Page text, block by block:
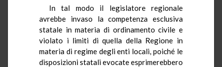
In tal modo il legislatore regionale
avrebbe invaso la competenza esclusiva
statale in materia di ordinamento civile e
violato i limiti di quella della Regione in
materia di regime degli enti locali, poiché le
disposizioni statali evocate esprimerebbero